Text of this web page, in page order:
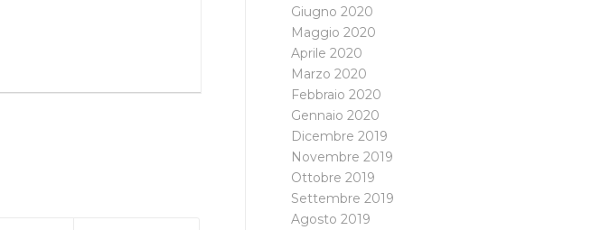
Giugno 2020
Maggio 2020
Aprile 2020
Marzo 2020
Febbraio 2020
Gennaio 2020
Dicembre 2019
Novembre 2019
Ottobre 2019
Settembre 2019
Agosto 2019